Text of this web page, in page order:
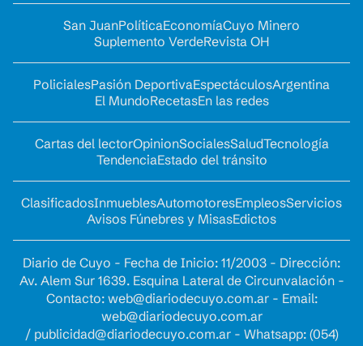
San JuanPolíticaEconomíaCuyo Minero
Suplemento VerdeRevista OH
PolicialesPasión DeportivaEspectáculosArgentina
El MundoRecetasEn las redes
Cartas del lectorOpinionSocialesSaludTecnología
TendenciaEstado del tránsito
ClasificadosInmueblesAutomotoresEmpleosServicios
Avisos Fúnebres y MisasEdictos
Diario de Cuyo - Fecha de Inicio: 11/2003 - Dirección:
Av. Alem Sur 1639. Esquina Lateral de Circunvalación -
Contacto: web@diariodecuyo.com.ar- Email:
web@diariodecuyo.com.ar
/ publicidad@diariodecuyo.com.ar- Whatsapp: (054)